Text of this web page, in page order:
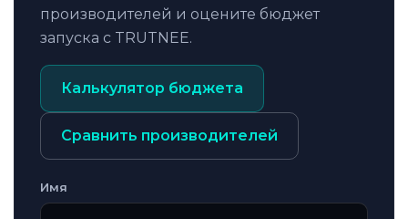
производителей и оцените бюджет
запуска с TRUTNEE.
Калькулятор бюджета
Сравнить производителей
Имя